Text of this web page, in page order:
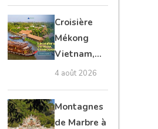
authentique
Croisière
Mékong
Vietnam,
Cambodge
guide
complet
4 août 2026
Montagnes
de Marbre à